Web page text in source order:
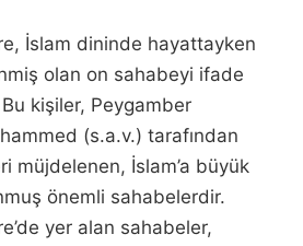
İslam dininde hayattayken
olan on sahabeyi ifade
kişiler, Peygamber
(s.a.v.) tarafından
müjdelenen, İslam’a büyük
önemli sahabelerdir.
yer alan sahabeler,